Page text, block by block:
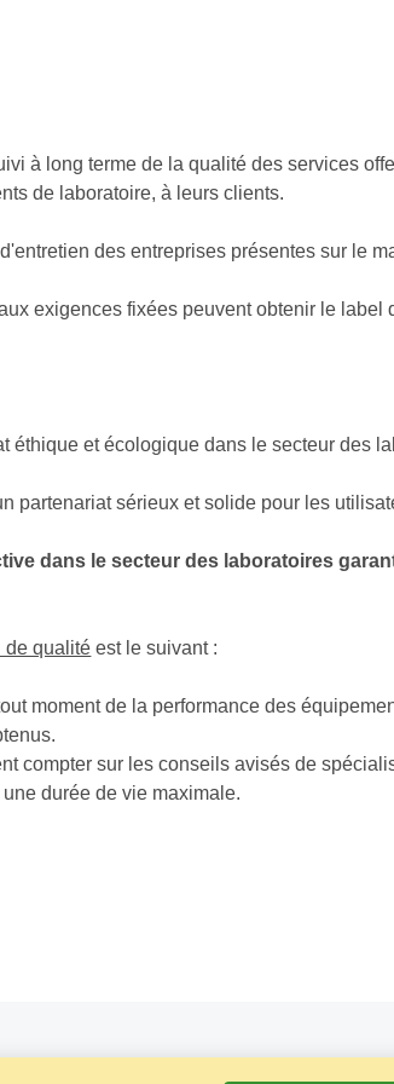
à long terme de la qualité des services
de laboratoire, à leurs clients.
des entreprises présentes sur le
exigences fixées peuvent obtenir le label
et écologique dans le secteur des
partenariat sérieux et solide pour les
dans le secteur des laboratoires
de qualité est le suivant :
moment de la performance des
compter sur les conseils avisés de
durée de vie maximale.